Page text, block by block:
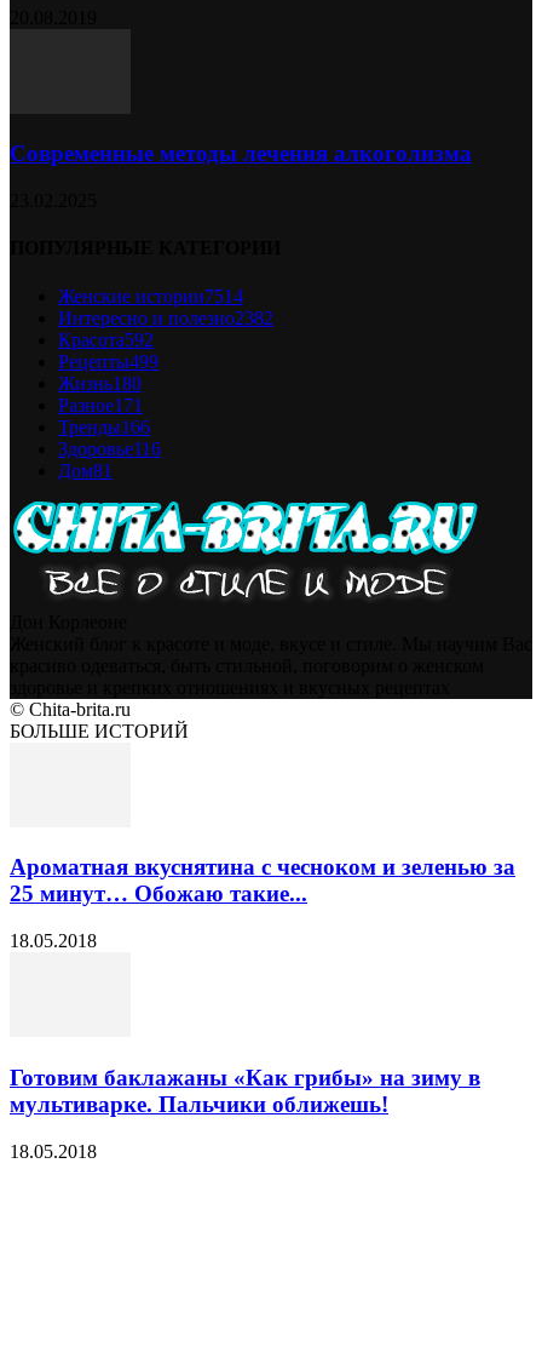
Современные методы лечения алкоголизма
Женские истории7514
Интересно и полезно2382
Красота592
Рецепты499
Жизнь180
Разное171
Тренды166
Здоровье116
Дом81
© Chita-brita.ru
БОЛЬШЕ ИСТОРИЙ
Ароматная вкуснятина с чесноком и зеленью за
25 минут… Обожаю такие...
18.05.2018
Готовим баклажаны «Как грибы» на зиму в
мультиварке. Пальчики оближешь!
18.05.2018